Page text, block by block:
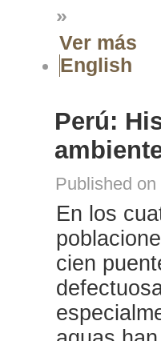
»
Ver más
English
Perú:
Published
En los
cien